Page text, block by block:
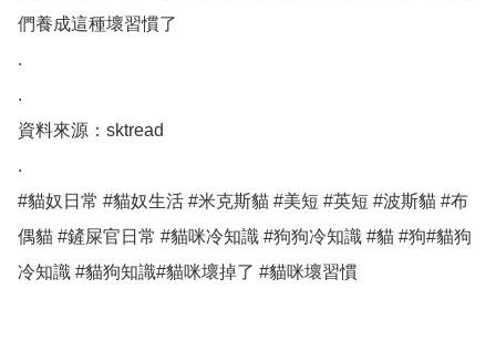
們養成這種壞習慣了
.
.
資料來源：sktread
.
#貓奴日常 #貓奴生活 #米克斯貓 #美短 #英短 #波斯貓 #布
偶貓 #鏟屎官日常 #貓咪冷知識 #狗狗冷知識 #貓 #狗#貓狗
冷知識 #貓狗知識#貓咪壞掉了 #貓咪壞習慣